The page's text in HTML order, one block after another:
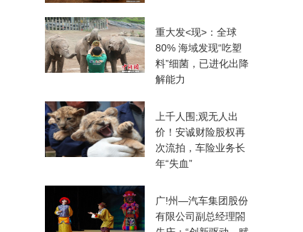
重大发<现>：全球
80% 海域发现“吃塑
料”细菌，已进化出降
解能力
上千人围;观无人出
价！安诚财险股权再
次流拍，车险业务长
年“失血”
广!州—汽车集团股份
有限公司副总经理閤